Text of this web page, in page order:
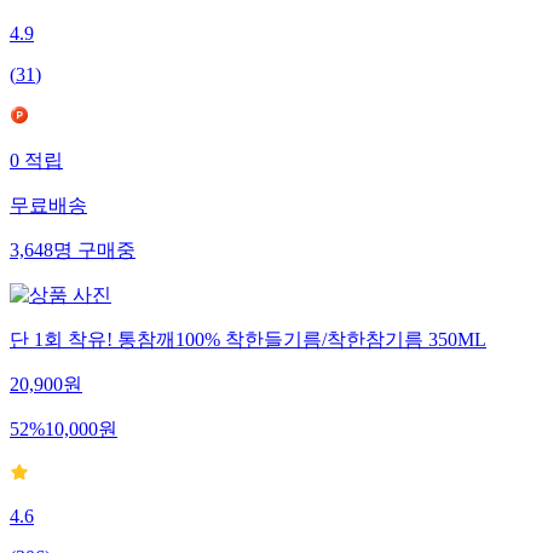
4.9
(31)
0 적립
무료배송
3,648명 구매중
단 1회 착유! 통참깨100% 착한들기름/착한참기름 350ML
20,900원
52%10,000원
4.6